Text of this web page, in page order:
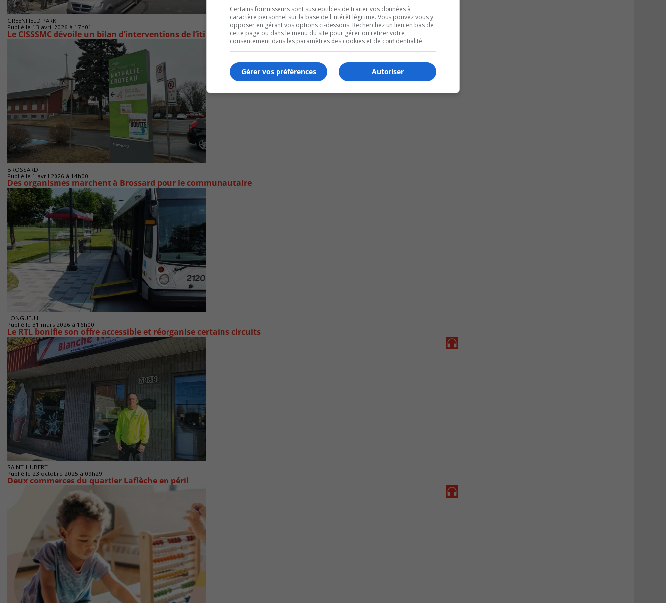
GREENFIELD PARK
Publié le 13 avril 2026 à 17h01
Le CISSSMC dévoile un bilan d’interventions de l’itinérance
BROSSARD
Publié le 1 avril 2026 à 14h00
Des organismes marchent à Brossard pour le communautaire
LONGUEUIL
Publié le 31 mars 2026 à 16h00
Le RTL bonifie son offre accessible et réorganise certains circuits
SAINT-HUBERT
Publié le 23 octobre 2025 à 09h29
Deux commerces du quartier Laflèche en péril
Certains fournisseurs sont susceptibles de traiter vos données à
caractère personnel sur la base de l'intérêt légitime. Vous pouvez vous y
opposer en gérant vos options ci-dessous. Recherchez un lien en bas de
cette page ou dans le menu du site pour gérer ou retirer votre
consentement dans les paramètres des cookies et de confidentialité.
Autoriser
Gérer vos préférences